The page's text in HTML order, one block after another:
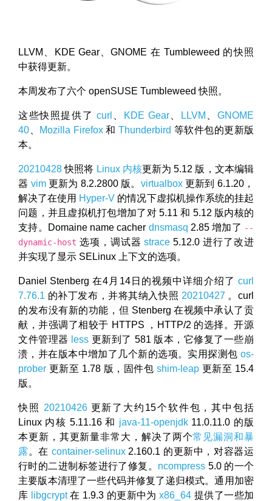
LLVM、KDE Gear、GNOME 在 Tumbleweed 的快照
中获得更新。
本周发布了六个 openSUSE Tumbleweed 快照。
这些快照提供了 curl KDE Gear、 LLVM 、GNOME
40
Mozilla Firefox和 Thunderbird 等软件包的更新版
本。
20210428快照将 Linux 内核更新为 5.12 版，文本编辑
器 vim更新为 8.2.2800 版。 virtualbox更新到 6.1.20，
解决了在使用 Hyper-V 的情况下虚拟机操作系统的挂起
问题，并且虚拟机打包增加了对 5.11 和 5.12 版内核的
支持。Domaine name cacher dnsmasq 2.85 增加了 --
dynamic-host 选项，调试器strace 5.12.0 进行了改进
并实现了显示 SELinux 上下文的选项。
Daniel Stenberg 在4月14日的视频中详细介绍了 curl
7.76.1 的补丁发布，并将其纳入快照 20210427 。curl
的发布没有新的功能，但 Stenberg 在视频中承认了贡
献，并强调了相较于 HTTPS ，HTTP/2 的选择。开源
文件管理器 less 更新到了 581 版本，它修复了一些崩
溃，并在版本中增加了几个新的选项。实用探测包 os-
prober 更新至 1.78 版，固件包shim-leap 更新至 15.4
版。
快照 20210426更新了大约15个软件包，其中包括
Linux 内核 5.11.16 和 java-11-openjdk11.0.11.0 的版
本更新，其更新量非常大，解决了两个常见漏洞和暴
露 。在 container-selinux2.160.1 的更新中，对容器运
行时的二进制标签进行了修复。 ncompress 5.0 的一个
主要版本清理了一些代码并修复了递归模式。通用加密
库 libgcrypt在 1.9.3 的更新中为x86_64 提供了一些加